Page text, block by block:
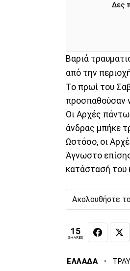
Δες
Βαριά
από την
Το πρωί του
προσπαθούσαν
Οι Αρχές
άνδρας μπήκε
Ωστόσο, οι
Άγνωστο
κατάστασή του
Ακολουθήστε
15
SHARES
ΕΛΛΑΔΑ ·